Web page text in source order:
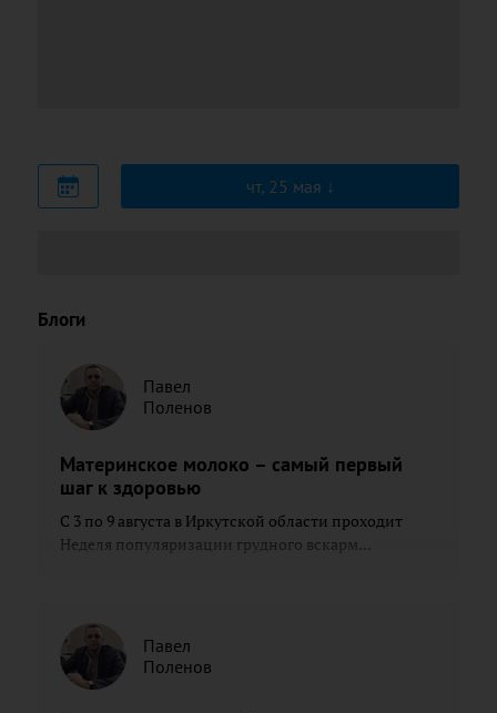
чт, 25 мая
Блоги
Павел
Поленов
Материнское молоко – самый первый
шаг к здоровью
С 3 по 9 августа в Иркутской области проходит
Неделя популяризации грудного вскарм...
Павел
Поленов